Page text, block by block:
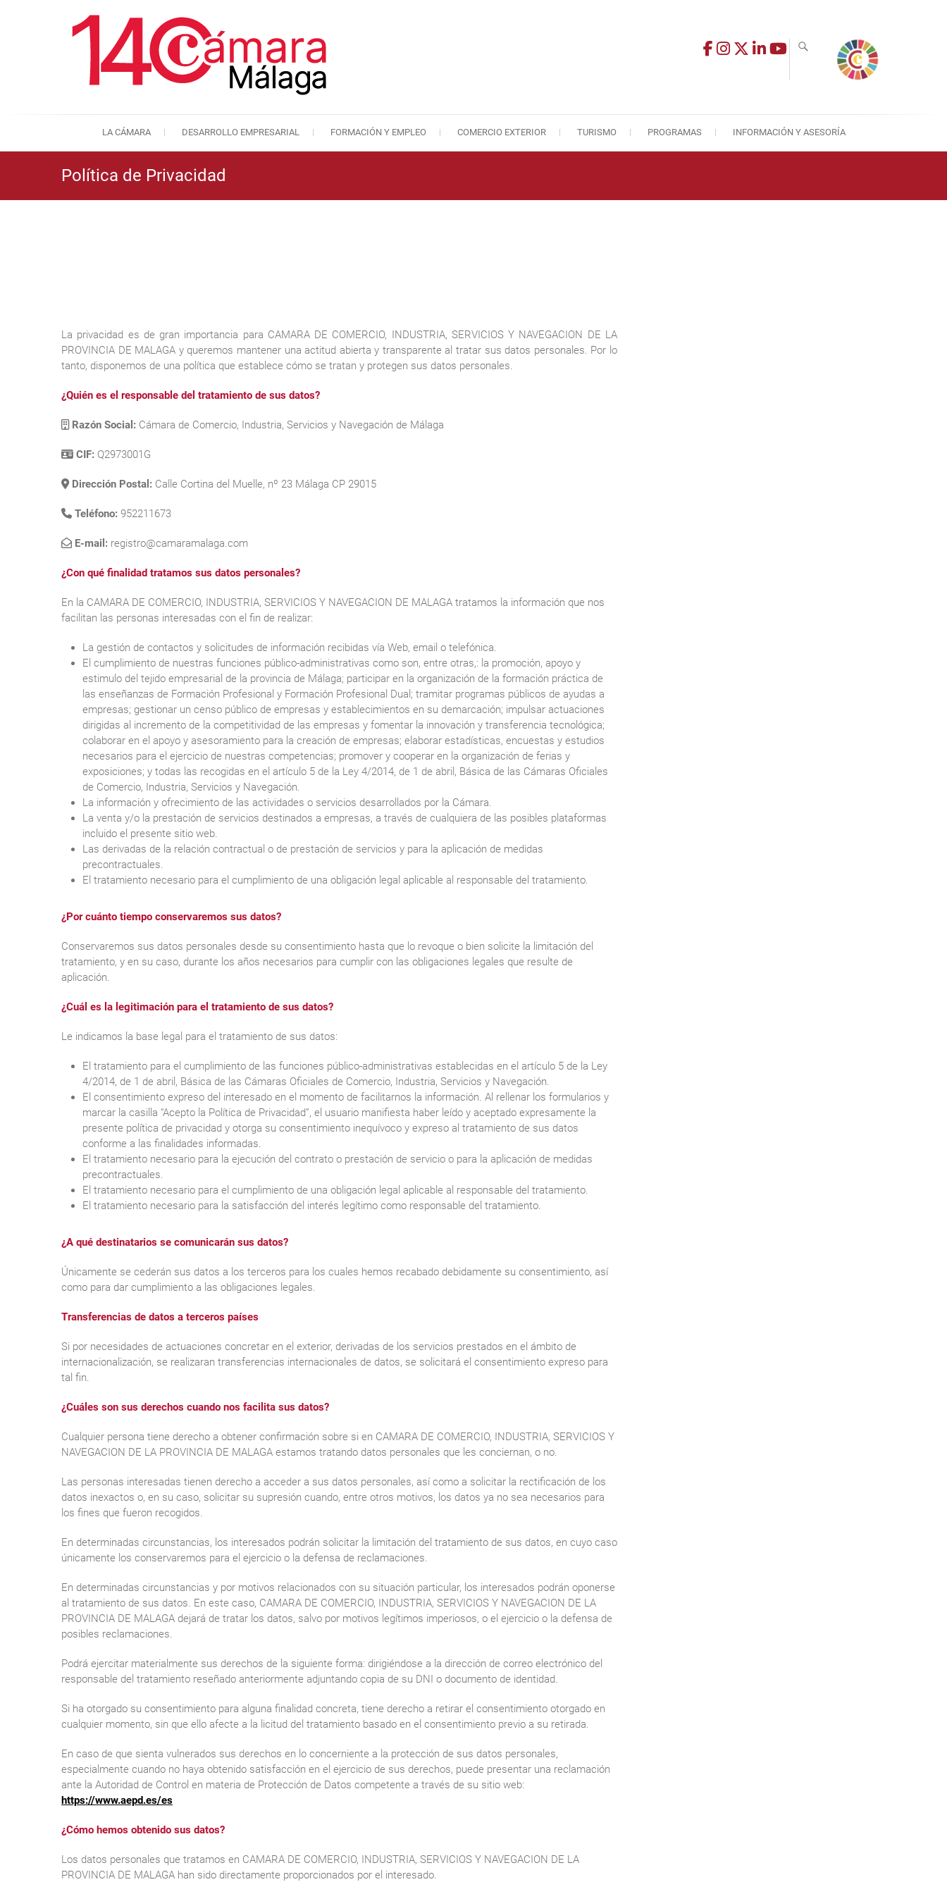
Cámara de Comercio de Málaga
LA CÁMARA DESARROLLO EMPRESARIAL FORMACIÓN Y EMPLEO COMERCIO EXTERIOR TURISMO PROGRAMAS INFORMACIÓN Y ASESORÍA
Política de Privacidad
La privacidad es de gran importancia para CAMARA DE COMERCIO, INDUSTRIA, SERVICIOS Y NAVEGACION DE LA
PROVINCIA DE MALAGA y queremos mantener una actitud abierta y transparente al tratar sus datos personales. Por lo
tanto, disponemos de una política que establece cómo se tratan y protegen sus datos personales.
¿Quién es el responsable del tratamiento de sus datos?
Razón Social: Cámara de Comercio, Industria, Servicios y Navegación de Málaga
CIF: Q2973001G
Dirección Postal: Calle Cortina del Muelle, nº 23 Málaga CP 29015
Teléfono: 952211673
E-mail: registro@camaramalaga.com
¿Con qué finalidad tratamos sus datos personales?
En la CAMARA DE COMERCIO, INDUSTRIA, SERVICIOS Y NAVEGACION DE MALAGA tratamos la información que nos
facilitan las personas interesadas con el fin de realizar:
La gestión de contactos y solicitudes de información recibidas vía Web, email o telefónica.
El cumplimiento de nuestras funciones público-administrativas como son, entre otras,: la promoción, apoyo y
estimulo del tejido empresarial de la provincia de Málaga; participar en la organización de la formación práctica de
las enseñanzas de Formación Profesional y Formación Profesional Dual; tramitar programas públicos de ayudas a
empresas; gestionar un censo público de empresas y establecimientos en su demarcación; impulsar actuaciones
dirigidas al incremento de la competitividad de las empresas y fomentar la innovación y transferencia tecnológica;
colaborar en el apoyo y asesoramiento para la creación de empresas; elaborar estadísticas, encuestas y estudios
necesarios para el ejercicio de nuestras competencias; promover y cooperar en la organización de ferias y
exposiciones; y todas las recogidas en el artículo 5 de la Ley 4/2014, de 1 de abril, Básica de las Cámaras Oficiales
de Comercio, Industria, Servicios y Navegación.
La información y ofrecimiento de las actividades o servicios desarrollados por la Cámara.
La venta y/o la prestación de servicios destinados a empresas, a través de cualquiera de las posibles plataformas
incluido el presente sitio web.
Las derivadas de la relación contractual o de prestación de servicios y para la aplicación de medidas
precontractuales.
El tratamiento necesario para el cumplimiento de una obligación legal aplicable al responsable del tratamiento.
¿Por cuánto tiempo conservaremos sus datos?
Conservaremos sus datos personales desde su consentimiento hasta que lo revoque o bien solicite la limitación del
tratamiento, y en su caso, durante los años necesarios para cumplir con las obligaciones legales que resulte de
aplicación.
¿Cuál es la legitimación para el tratamiento de sus datos?
Le indicamos la base legal para el tratamiento de sus datos:
El tratamiento para el cumplimiento de las funciones público-administrativas establecidas en el artículo 5 de la Ley
4/2014, de 1 de abril, Básica de las Cámaras Oficiales de Comercio, Industria, Servicios y Navegación.
El consentimiento expreso del interesado en el momento de facilitarnos la información. Al rellenar los formularios y
marcar la casilla “Acepto la Política de Privacidad”, el usuario manifiesta haber leído y aceptado expresamente la
presente política de privacidad y otorga su consentimiento inequívoco y expreso al tratamiento de sus datos
conforme a las finalidades informadas.
El tratamiento necesario para la ejecución del contrato o prestación de servicio o para la aplicación de medidas
precontractuales.
El tratamiento necesario para el cumplimiento de una obligación legal aplicable al responsable del tratamiento.
El tratamiento necesario para la satisfacción del interés legítimo como responsable del tratamiento.
¿A qué destinatarios se comunicarán sus datos?
Únicamente se cederán sus datos a los terceros para los cuales hemos recabado debidamente su consentimiento, así
como para dar cumplimiento a las obligaciones legales.
Transferencias de datos a terceros países
Si por necesidades de actuaciones concretar en el exterior, derivadas de los servicios prestados en el ámbito de
internacionalización, se realizaran transferencias internacionales de datos, se solicitará el consentimiento expreso para
tal fin.
¿Cuáles son sus derechos cuando nos facilita sus datos?
Cualquier persona tiene derecho a obtener confirmación sobre si en CAMARA DE COMERCIO, INDUSTRIA, SERVICIOS Y
NAVEGACION DE LA PROVINCIA DE MALAGA estamos tratando datos personales que les conciernan, o no.
Las personas interesadas tienen derecho a acceder a sus datos personales, así como a solicitar la rectificación de los
datos inexactos o, en su caso, solicitar su supresión cuando, entre otros motivos, los datos ya no sea necesarios para
los fines que fueron recogidos.
En determinadas circunstancias, los interesados podrán solicitar la limitación del tratamiento de sus datos, en cuyo caso
únicamente los conservaremos para el ejercicio o la defensa de reclamaciones.
En determinadas circunstancias y por motivos relacionados con su situación particular, los interesados podrán oponerse
al tratamiento de sus datos. En este caso, CAMARA DE COMERCIO, INDUSTRIA, SERVICIOS Y NAVEGACION DE LA
PROVINCIA DE MALAGA dejará de tratar los datos, salvo por motivos legítimos imperiosos, o el ejercicio o la defensa de
posibles reclamaciones.
Podrá ejercitar materialmente sus derechos de la siguiente forma: dirigiéndose a la dirección de correo electrónico del
responsable del tratamiento reseñado anteriormente adjuntando copia de su DNI o documento de identidad.
Si ha otorgado su consentimiento para alguna finalidad concreta, tiene derecho a retirar el consentimiento otorgado en
cualquier momento, sin que ello afecte a la licitud del tratamiento basado en el consentimiento previo a su retirada.
En caso de que sienta vulnerados sus derechos en lo concerniente a la protección de sus datos personales,
especialmente cuando no haya obtenido satisfacción en el ejercicio de sus derechos, puede presentar una reclamación
ante la Autoridad de Control en materia de Protección de Datos competente a través de su sitio web:
https://www.aepd.es/es
¿Cómo hemos obtenido sus datos?
Los datos personales que tratamos en CAMARA DE COMERCIO, INDUSTRIA, SERVICIOS Y NAVEGACION DE LA
PROVINCIA DE MALAGA han sido directamente proporcionados por el interesado.